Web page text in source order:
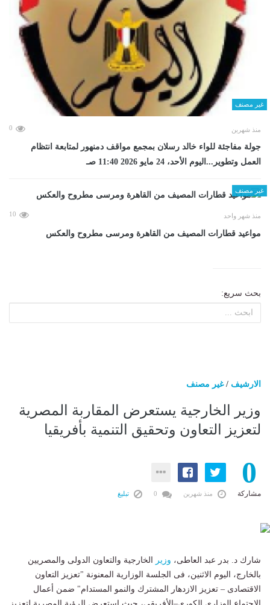
غير مصنف
منذ شهرين 0
جولة مفاجئة للواء خالد رسلان بمجمع مواقف دمنهور لمتابعة انتظام
العمل وتطوير...اليوم الأحد، 24 مايو 2026 11:40 صـ
غير مصنف
منذ شهر واحد 10
مواعيد قطارات المصيف من القاهرة ومرسى مطروح والعكس
بحث سريع:
الارشيف /غير مصنف
وزير الخارجية يستعرض المقاربة المصرية
لتعزيز التعاون وتحقيق التنمية بأفريقيا
0
مشاركة منذ شهرين تبليغ
شارك د. بدر عبد العاطى، وزير الخارجية والتعاون الدولى والمصريين
بالخارج، اليوم الاثنين، فى الجلسة الوزارية المعنونة "تعزيز التعاون
الاقتصادى – تعزيز الازدهار المشترك والنمو المستدام" ضمن أعمال